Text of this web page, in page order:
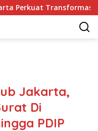
Transformasi
Jakarta,
Di
PDIP